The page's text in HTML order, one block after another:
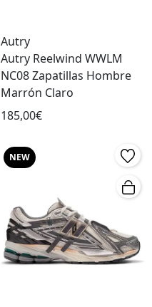
Autry
Autry Reelwind WWLM
NC08 Zapatillas Hombre
Marrón Claro
185,00€
NEW